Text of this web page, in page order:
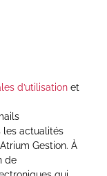
d’utilisationet
les actualités
Gestion. À
de